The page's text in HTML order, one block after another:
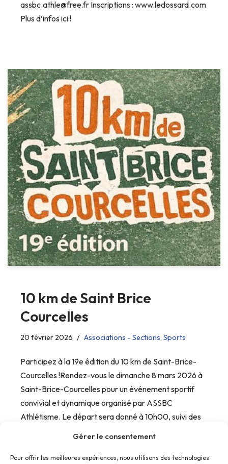
Gérer le consentement
Pour offrir les meilleures expériences, nous utilisons des technologies
assbc.athle@free.fr Inscriptions : www.ledossard.com
Plus d’infos ici !
10 km de Saint Brice
Courcelles
20 février 2026 Associations - Sections, Sports
Participez à la 19e édition du 10 km de Saint-Brice-
Courcelles !Rendez-vous le dimanche 8 mars 2026 à
Saint-Brice-Courcelles pour un événement sportif
convivial et dynamique organisé par ASSBC
Athlétisme. Le départ sera donné à 10h00, suivi des